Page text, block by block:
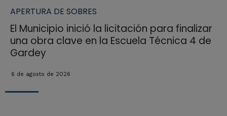
APERTURA DE SOBRES
El Municipio inició la licitación para finalizar
una obra clave en la Escuela Técnica 4 de
Gardey
6 de agosto de 2026